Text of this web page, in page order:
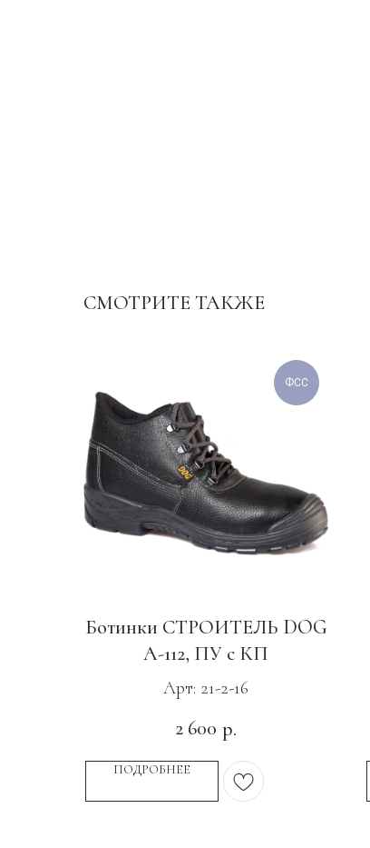
СМОТРИТЕ ТАКЖЕ
ФСС
Ботинки СТРОИТЕЛЬ DOG
А-112, ПУ с КП
Арт: 21-2-16
2 600 р.
ПОДРОБНЕЕ